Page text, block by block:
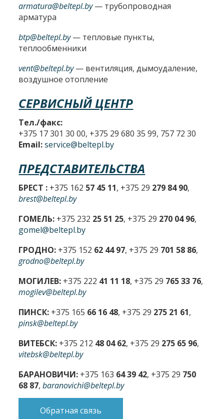
armatura@beltepl.by— трубопроводная
арматура
btp@beltepl.by— тепловые пункты,
теплообменники
vent@beltepl.by— вентиляция, дымоудаление,
воздушное отопление
СЕРВИСНЫЙ ЦЕНТР
Тел./факс:
+375 17 301 30 00, +375 29 680 35 99, 757 72 30
Email: service@beltepl.by
ПРЕДСТАВИТЕЛЬСТВА
БРЕСТ : +375 162 57 45 11, +375 29 279 84 90,
brest@beltepl.by
ГОМЕЛЬ: +375 232 25 51 25, +375 29 270 04 96,
gomel@beltepl.by
ГРОДНО: +375 152 62 44 97, +375 29 701 58 86,
grodno@beltepl.by
МОГИЛЕВ: +375 222 41 11 18, +375 29 765 33 76,
mogilev@beltepl.by
ПИНСК: +375 165 66 16 48, +375 29 275 21 61,
pinsk@beltepl.by
ВИТЕБСК: +375 212 48 04 62, +375 29 275 65 96,
vitebsk@beltepl.by
БАРАНОВИЧИ: +375 163 64 39 42, +375 29 750
68 87,baranovichi@beltepl.by
Обратная связь